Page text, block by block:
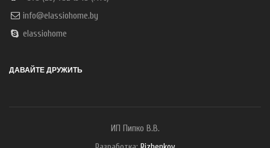
info@elassiohome.by
elassiohome
ДАВАЙТЕ ДРУЖИТЬ
ИП Пипко В.В.